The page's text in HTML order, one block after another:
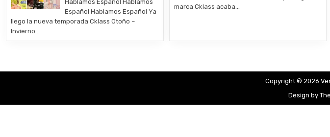
Hablamos Español Hablamos
Español Hablamos Español Ya
llego la nueva temporada Cklass Otoño –
Invierno…
marca Cklass acaba…
Copyright © 2026
Design by